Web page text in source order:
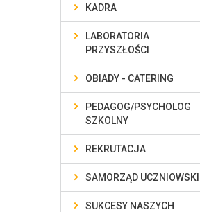
KADRA
LABORATORIA
PRZYSZŁOŚCI
OBIADY - CATERING
PEDAGOG/PSYCHOLOG
SZKOLNY
REKRUTACJA
SAMORZĄD UCZNIOWSKI
SUKCESY NASZYCH